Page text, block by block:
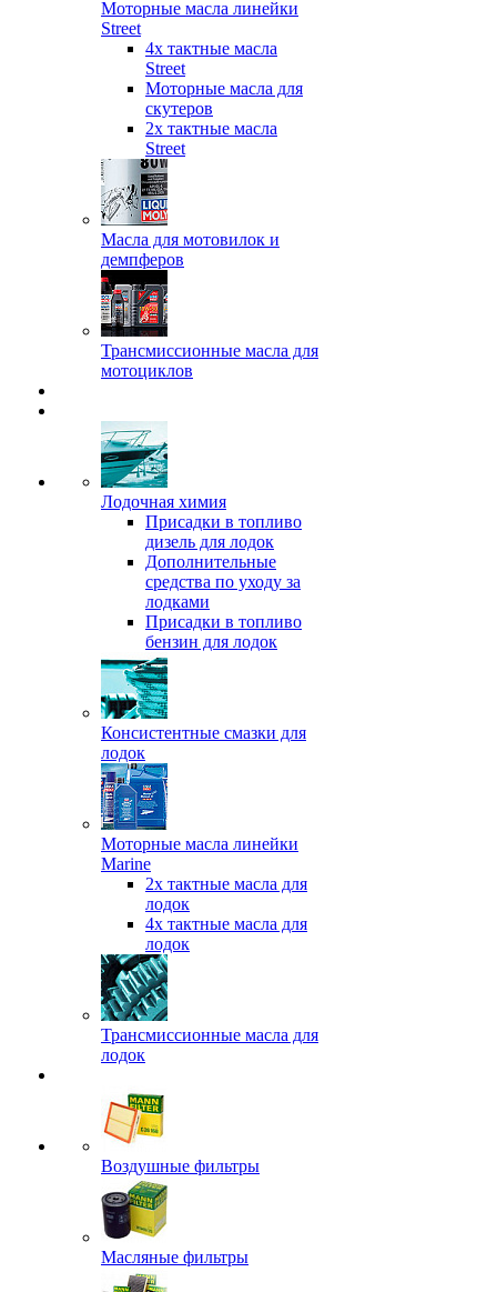
Моторные масла линейки
Street
4х тактные масла
Street
Моторные масла для
скутеров
2х тактные масла
Street
Масла для мотовилок и
демпферов
Трансмиссионные масла для
мотоциклов
Лодочная химия
Присадки в топливо
дизель для лодок
Дополнительные
средства по уходу за
лодками
Присадки в топливо
бензин для лодок
Консистентные смазки для
лодок
Моторные масла линейки
Marine
2х тактные масла для
лодок
4х тактные масла для
лодок
Трансмиссионные масла для
лодок
Воздушные фильтры
Масляные фильтры